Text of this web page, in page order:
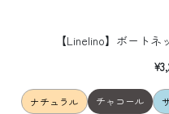
【Linelino】ボート
ナチュラル チャコール